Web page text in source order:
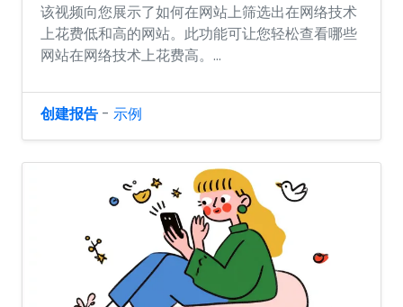
该视频向您展示了如何在网站上筛选出在网络技术
上花费低和高的网站。此功能可让您轻松查看哪些
网站在网络技术上花费高。...
创建报告 - 示例